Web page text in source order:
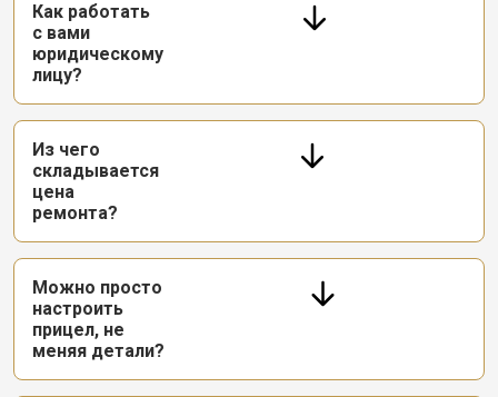
Как работать
с вами
юридическому
лицу?
Из чего
складывается
цена
ремонта?
Можно просто
настроить
прицел, не
меняя детали?